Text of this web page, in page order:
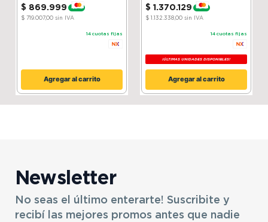
$ 869.999 - 20 %
$ 719.007,00sin IVA
14 cuotas fijas
Agregar al carrito
$ 1 .370.129 15 %
$ 1.132.338,00sin IVA
14 cuotas fijas
¡ÚLTIMAS UNIDADES DISPONIBLES!
Agregar al carrito
Newsletter
No seas el último enterarte! Suscribite y
recibí las mejores promos antes que nadie